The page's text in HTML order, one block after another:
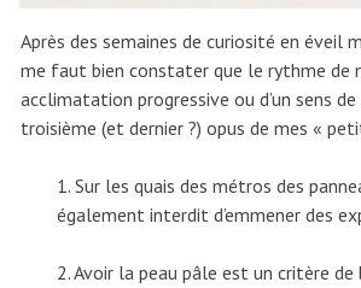
Après des semaines de curiosité en éveil
me faut bien constater que le rythme de
acclimatation progressive ou d’un sens
troisième (et dernier ?) opus de mes «
1. Sur les quais des métros des
également interdit d’emmener des
2. Avoir la peau pâle est un critère